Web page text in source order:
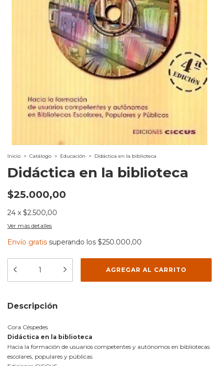
Inicio > Catálogo > Educación > Didáctica en la biblioteca
Didáctica en la biblioteca
$25.000,00
24 x $2.500,00
Ver más detalles
Envío gratis superando los $250.000,00
Descripción
Cora Céspedes
Didáctica en la biblioteca
Hacia la formación de usuarios competentes y autónomos en bibliotecas
escolares, populares y públicas